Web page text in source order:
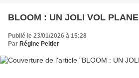
BLOOM : UN JOLI VOL PLANE
Publié le 23/01/2026 à 15:28
Par Régine Peltier